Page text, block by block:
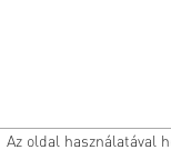
Az oldal használatával